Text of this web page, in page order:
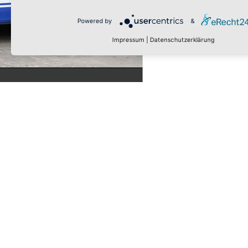
Powered by &
Impressum Datenschutzerklärung